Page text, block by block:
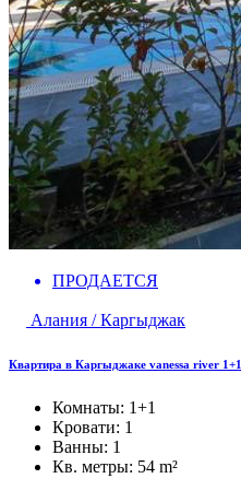
ПРОДАЕТСЯ
Алания / Каргыджак
Квартира в Каргыджаке vanessa river 1+1
Комнаты: 1+1
Кровати: 1
Ванны: 1
Кв. метры: 54 m²